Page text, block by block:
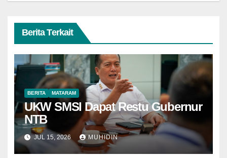
Berita Terkait
BERITA MATARAM
UKW SMSI Dapat Restu Gubernur
NTB
JUL 15, 2026 MUHIDIN